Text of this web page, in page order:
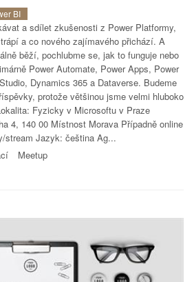
BI
a sdílet zkušenosti z Power Platformy,
a co nového zajímavého přichází. A
běží, pochlubme se, jak to funguje nebo
Power Automate, Power Apps, Power
Dynamics 365 a Dataverse. Budeme
protože většinou jsme velmi hluboko
Fyzicky v Microsoftu v Praze
4, 140 00 Místnost Morava Případně online
stream Jazyk: čeština Ag...
Meetup